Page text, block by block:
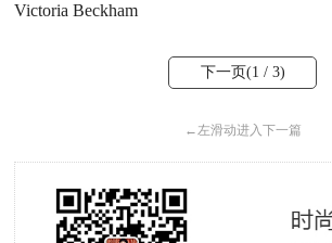
Victoria Beckham
下一页(1 / 3)
←左滑动进入下一篇